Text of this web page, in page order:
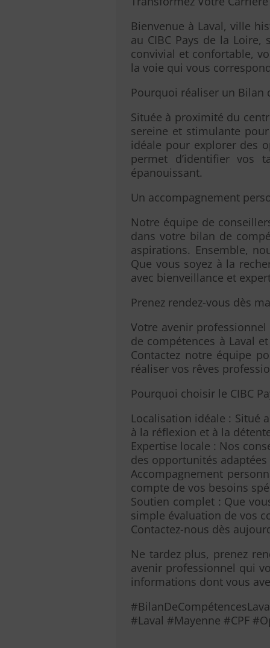
Bienvenue à Laval, ville
au CIBC Pays de la Loire,
convivial et confortable,
la voie qui vous
Pourquoi réaliser un Bilan
Située à proximité du
sereine et stimulante
idéale pour explorer des
permet d’identifier vos
épanouissant.
Un accompagnement
Notre équipe de
dans votre bilan de
aspirations. Ensemble,
Que vous soyez à la
avec bienveillance et
Prenez rendez-vous dès
Votre avenir
de compétences à Laval
Contactez notre équipe
réaliser vos rêves
Pourquoi choisir le CIBC
Localisation idéale : Situé
à la réflexion et à la
Expertise locale : Nos
des opportunités
Accompagnement
compte de vos besoins
Soutien complet : Que
simple évaluation de vos
Contactez-nous dès
Ne tardez plus, prenez
avenir professionnel qui
informations dont vous
#Laval #Mayenne #CPF